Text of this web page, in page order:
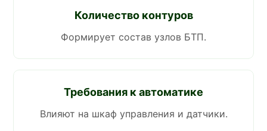
Количество контуров
Формирует состав узлов БТП.
Требования к автоматике
Влияют на шкаф управления и датчики.